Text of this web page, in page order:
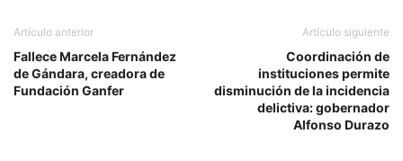
Artículo anterior
Fallece Marcela Fernández
de Gándara, creadora de
Fundación Ganfer
Artículo siguiente
Coordinación de
instituciones permite
disminución de la incidencia
delictiva: gobernador
Alfonso Durazo